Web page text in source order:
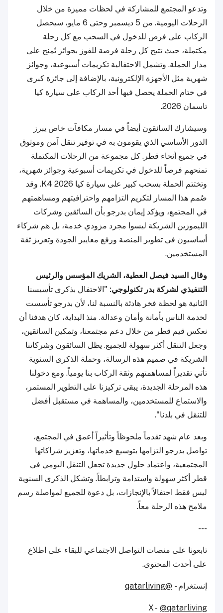
وتدعو المجتمع للمشاركة في لحظات مميزة من خلال
الرحلات اليومية. من 5 ديسمبر وحتى 6 مايو، سيحصل
الركاب على فرص للدخول في السحب مع كل رحلة
مكتملة، حيث تتيح كل رحلة فرصة للفوز بجوائز تُمنح على
مدار الحملة. وتشمل الاحتفالية تكريمات أسبوعية، وجوائز
شهرية مثل الأجهزة الإلكترونية، بالإضافة إلى جائزة كبرى
في ختام الحملة يحصل فيها أحد الركاب على سيارة كيا
تاسمان 2026.
وسيشارك السائقون أيضاً في مسار مكافآت خاص يبرز
الدور الأساسي الذي يقومون به في توفير تنقل آمن وموثوق
في جميع أنحاء قطر. كل مجموعة من الرحلات المكتملة
تمنحهم فرصاً للدخول في تكريمات أسبوعية وجوائز شهرية،
وتختتم الحملة بسحب كبير على سيارة كيا K4 2026. وقد
صُمم هذا المسار لتكريم التزامهم واحترافيتهم ومساهمتهم
في المجتمع، ويؤكد إيمان بدرجو بأن السائقين وشركات
الليموزين الشريكة ليسوا مجرد مزودي خدمة، بل هم شركاء
أساسيون في تطوير المنصة ورفع معايير الجودة وتعزيز ثقة
المستخدمين.
وقال السيد فيصل العطية، الشريك المؤسس والرئيس
التنفيذي لشركة بدر تكنولوجي: "الاحتفال بذكرى تأسيسنا
الثانية هو لحظة فخر هادئة بالنسبة لنا، لأن بدرجو تأسست
لخدمة الناس بأمانة وأمان وعدالة. منذ البداية، كان هدفنا أن
نعكس قيم قطر من خلال دعم مجتمعنا، وتمكين السائقين،
وجعل التنقل أكثر سهولة للجميع. يظل السائقون وشركاتنا
الشريكة في صميم هذه الرسالة، وحملة الذكرى السنوية
تأتي تقديراً لمساهمتهم وثقة الركاب بنا يومياً. ومع دخولنا
هذه المرحلة الجديدة، يبقى تركيزنا على التطوير المستمر،
والاستماع للمستخدمين، والمساهمة في مستقبل أفضل
للتنقل في بلدنا".
وبعد عام شهد تقدماً ملحوظاً وتأثيراً أعمق في المجتمع،
تواصل بدرجو التزامها بتوسيع خدماتها، وتعزيز شراكاتها
المجتمعية، واعتماد حلول جديدة تجعل التنقل اليومي في
قطر أكثر سهولة واستدامة وترابطاً. وتشكل الذكرى السنوية
ليس فقط احتفالاً بالإنجازات، بل دعوة للجميع لمواصلة رسم
ملامح هذه الرحلة معاً.
---
تابعونا على منصات التواصل الاجتماعي للبقاء على اطلاع
على أحدث المحتوى.
إنستغرام - @qatarliving
X - @qatarliving